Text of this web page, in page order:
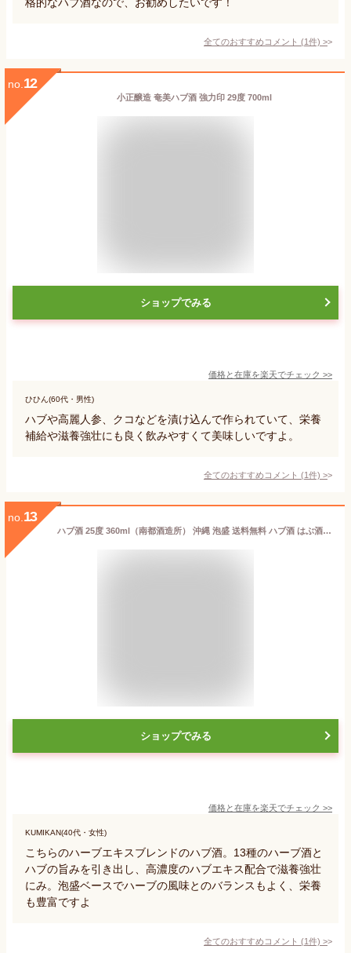
全てのおすすめコメント (1件) >
no. 12
小正醸造 奄美ハブ酒 強力印 29度 700ml
ショップでみる
価格と在庫を楽天でチェック >>
ひひん(60代・男性)
ハブや高麗人参、クコなどを漬け込んで作られていて、栄養
補給や滋養強壮にも良く飲みやすくて美味しいですよ。
全てのおすすめコメント (1件) >
no. 13
ハブ酒 25度 360ml（南都酒造所） 沖縄 泡盛 送料無料 ハブ酒 はぶ酒 出産祝い ギフト
ショップでみる
価格と在庫を楽天でチェック >>
KUMIKAN(40代・女性)
こちらのハーブエキスブレンドのハブ酒。13種のハーブ酒と
ハブの旨みを引き出し、高濃度のハブエキス配合で滋養強壮
にみ。泡盛ベースでハーブの風味とのバランスもよく、栄養
も豊富ですよ
全てのおすすめコメント (1件) >